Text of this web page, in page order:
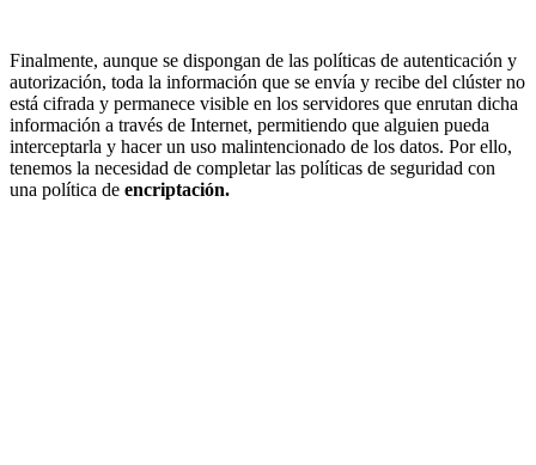
Finalmente, aunque se dispongan de las políticas de autenticación y
autorización, toda la información que se envía y recibe del clúster no
está cifrada y permanece visible en los servidores que enrutan dicha
información a través de Internet, permitiendo que alguien pueda
interceptarla y hacer un uso malintencionado de los datos. Por ello,
tenemos la necesidad de completar las políticas de seguridad con
una política de encriptación.